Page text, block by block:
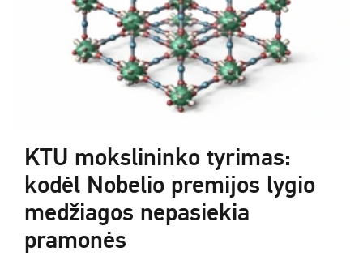
KTU mokslininko tyrimas:
kodėl Nobelio premijos lygio
medžiagos nepasiekia
pramonės